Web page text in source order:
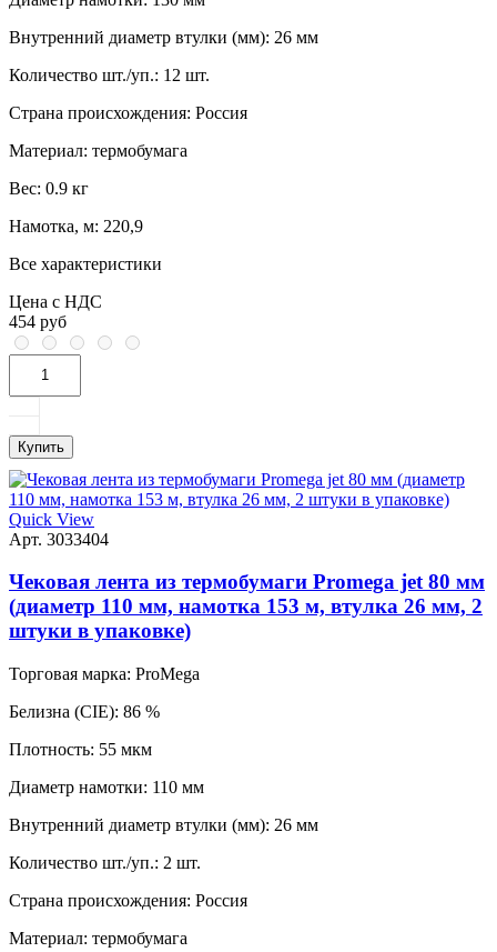
Внутренний диаметр втулки (мм): 26 мм
Количество шт./уп.: 12 шт.
Страна происхождения: Россия
Материал: термобумага
Вес: 0.9 кг
Намотка, м: 220,9
Все характеристики
Цена с НДС
454 руб
Купить
Quick View
Арт. 3033404
Чековая лента из термобумаги Promega jet 80 мм
(диаметр 110 мм, намотка 153 м, втулка 26 мм, 2
штуки в упаковке)
Торговая марка: ProMega
Белизна (CIE): 86 %
Плотность: 55 мкм
Диаметр намотки: 110 мм
Внутренний диаметр втулки (мм): 26 мм
Количество шт./уп.: 2 шт.
Страна происхождения: Россия
Материал: термобумага